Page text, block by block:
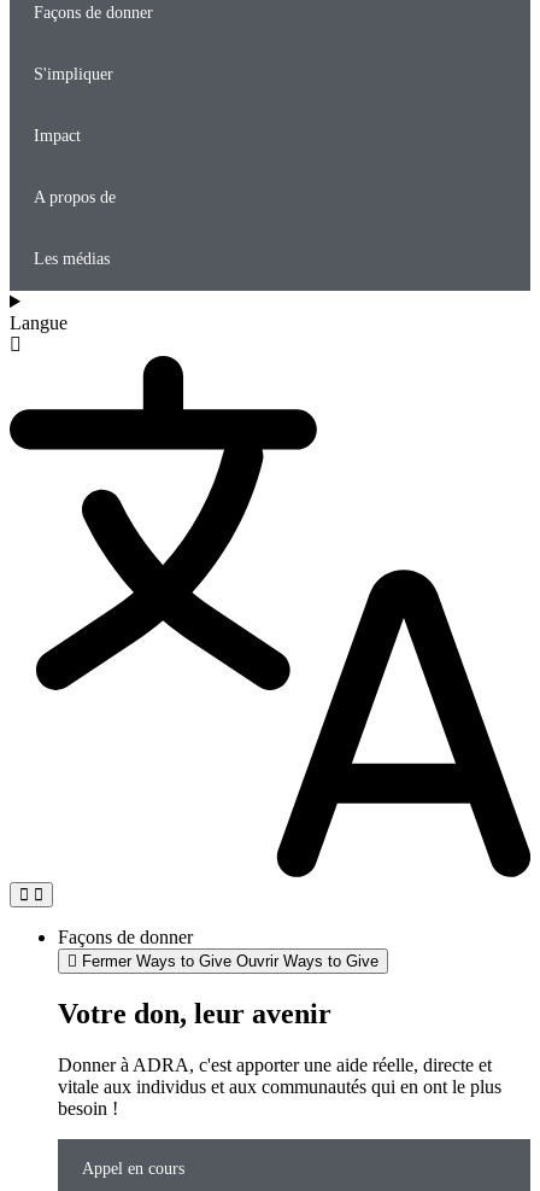
Façons de donner
S'impliquer
Impact
A propos de
Les médias
Langue
Façons de donner
Fermer Ways to Give Ouvrir Ways to Give
Votre don, leur avenir
Donner à ADRA, c'est apporter une aide réelle, directe et
vitale aux individus et aux communautés qui en ont le plus
besoin !
Appel en cours